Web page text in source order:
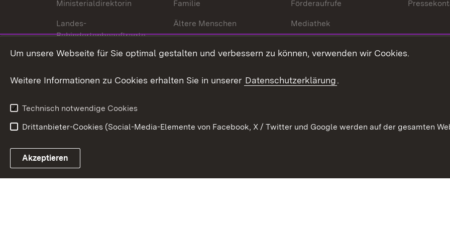
Ministerialdirektorin
Landes-
Behindertenbeauftragte
Bürgerreferent
Karriere
Familie
Ältere Menschen
Behinderungen
Bürgerengagement
Förderaufrufe
Mediathek
Link zum Landesportal
Um unsere Webseite für Sie optimal gestalten und verbessern zu können, verwenden wir Cookies.
Weitere Informationen zu Cookies erhalten Sie in unserer Datenschutzerklärung.
Technisch notwendige Cookies
Drittanbieter-Cookies (Social-Media-Elemente von Facebook, X / Twitter und Google werden auf der gesamten
Akzeptieren